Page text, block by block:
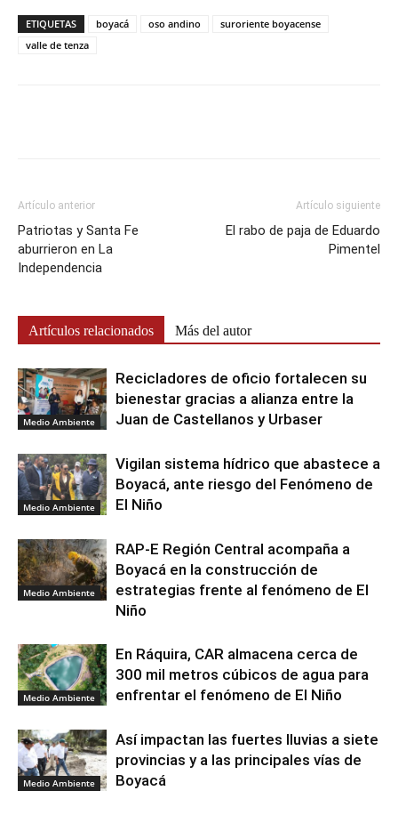
ETIQUETAS boyacá oso andino
suroriente boyacense
valle de tenza
Artículo anterior
Patriotas y Santa Fe
aburrieron en La
Independencia
Artículo siguiente
El rabo de paja de Eduardo
Pimentel
Artículos relacionados Más del autor
Medio Ambiente
Recicladores de oficio fortalecen su
bienestar gracias a alianza entre la
Juan de Castellanos y Urbaser
Medio Ambiente
Vigilan sistema hídrico que abastece a
Boyacá, ante riesgo del Fenómeno de
El Niño
Medio Ambiente
RAP-E Región Central acompaña a
Boyacá en la construcción de
estrategias frente al fenómeno de El
Niño
Medio Ambiente
En Ráquira, CAR almacena cerca de
300 mil metros cúbicos de agua para
enfrentar el fenómeno de El Niño
Medio Ambiente
Así impactan las fuertes lluvias a siete
provincias y a las principales vías de
Boyacá